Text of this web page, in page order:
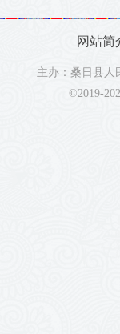
网站简
主办：桑日县
©2019-